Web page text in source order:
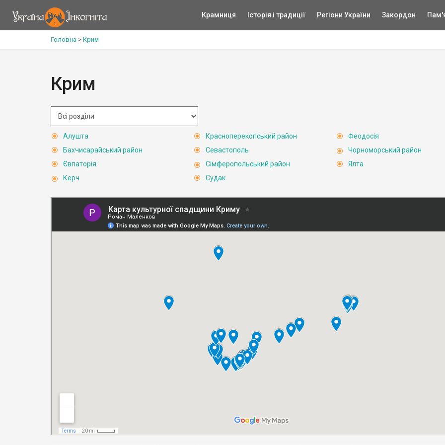
Крамниця Історія і традиції Регіони України Закордон
Головна > Крим
Крим
Алушта
Бахчисарайський район
Євпаторія
Керч
Красноперекопський район
Севастополь
Сімферопольський район
Судак
Феодосія
Чорноморський район
Ялта